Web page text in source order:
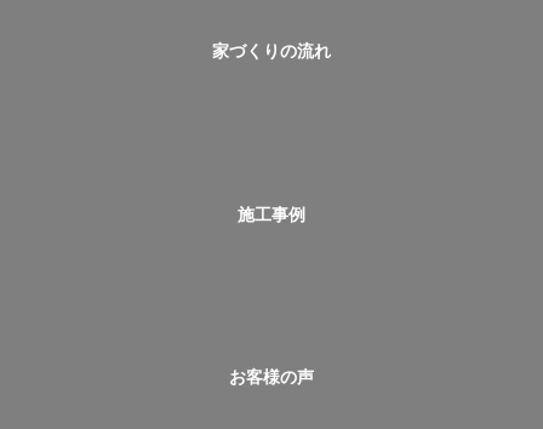
家づくりの流れ
施工事例
お客様の声